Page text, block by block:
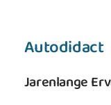
Autodidact
Jarenlange